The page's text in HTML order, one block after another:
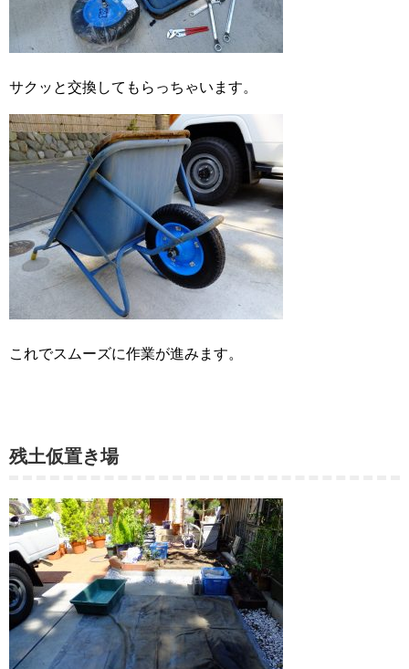
サクッと交換してもらっちゃいます。
これでスムーズに作業が進みます。
残土仮置き場